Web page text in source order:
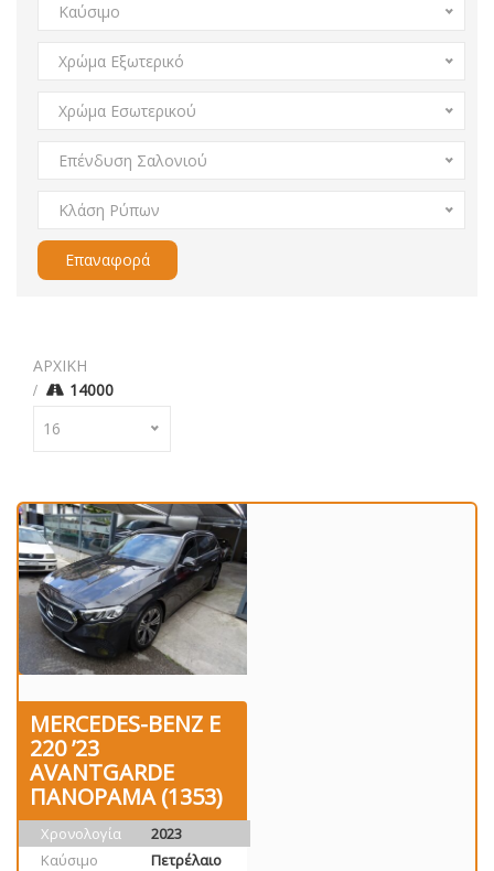
Καύσιμο
Χρώμα Εξωτερικό
Χρώμα Εσωτερικού
Επένδυση Σαλονιού
Κλάση Ρύπων
Επαναφορά
ΑΡΧΙΚΗ
14000
16
MERCEDES-BENZ E
220 ’23
AVANTGARDE
ΠΑΝΟΡΑΜΑ (1353)
Χρονολογία
2023
Καύσιμο
Πετρέλαιο